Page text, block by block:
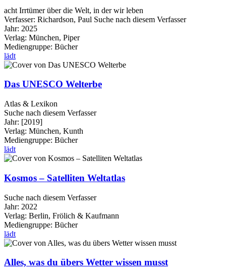
acht Irrtümer über die Welt, in der wir leben
Verfasser: Richardson, Paul Suche nach diesem Verfasser
Jahr: 2025
Verlag: München, Piper
Mediengruppe: Bücher
lädt
Das UNESCO Welterbe
Atlas & Lexikon
Suche nach diesem Verfasser
Jahr: [2019]
Verlag: München, Kunth
Mediengruppe: Bücher
lädt
Kosmos – Satelliten Weltatlas
Suche nach diesem Verfasser
Jahr: 2022
Verlag: Berlin, Frölich & Kaufmann
Mediengruppe: Bücher
lädt
Alles, was du übers Wetter wissen musst